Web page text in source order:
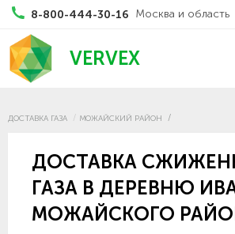
8-800-444-30-16 Москва и область
VERVEX
ДОСТАВКА ГАЗА МОЖАЙСКИЙ РАЙОН
ДОСТАВКА
ГАЗА В ДЕРЕВНЮ
МОЖАЙСКОГО